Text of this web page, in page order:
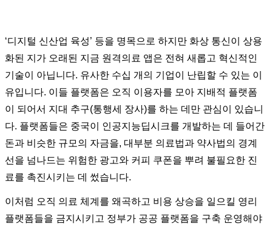
‘디지털 신산업 육성’ 등을 명목으로 하지만 화상 통신이 상용
화된 지가 오래된 지금 원격의료 앱은 전혀 새롭고 혁신적인
기술이 아닙니다. 유사한 수십 개의 기업이 난립할 수 있는 이
유입니다. 이들 플랫폼은 오직 이용자를 모아 지배적 플랫폼
이 되어서 지대 추구(통행세 장사)를 하는 데만 관심이 있습니
다. 플랫폼들은 중국이 인공지능딥시크를 개발하는 데 들어간
돈과 비슷한 규모의 자금을, 대부분 의료법과 약사법의 경계
선을 넘나드는 위험한 광고와 커피 쿠폰을 뿌려 불필요한 진
료를 촉진시키는 데 썼습니다.
이처럼 오직 의료 체계를 왜곡하고 비용 상승을 일으킬 영리
플랫폼들을 금지시키고 정부가 공공 플랫폼을 구축 운영해야